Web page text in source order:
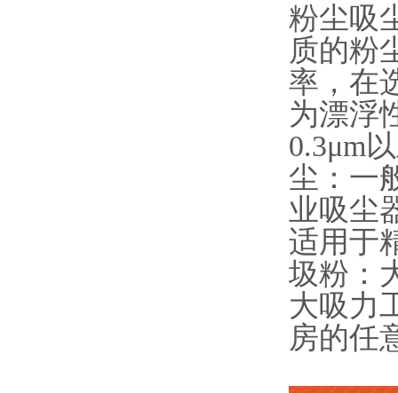
粉尘吸
质的粉
率，在
为漂浮
0.3μm
尘：一
业吸尘
适用于
圾粉：
大吸力
房的任